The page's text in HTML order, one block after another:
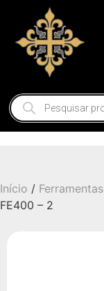
Início / Ferramentas
FE400 – 2